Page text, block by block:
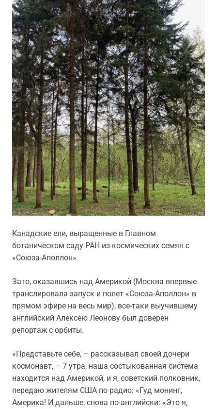
Канадские ели, выращенные в Главном
ботаническом саду РАН из космических семян с
«Союза-Аполлон»
Зато, оказавшись над Америкой (Москва впервые
транслировала запуск и полет «Союза-Аполлон» в
прямом эфире на весь мир), все-таки выучившему
английский Алексею Леонову был доверен
репортаж с орбиты.
«Представьте себе, – рассказывал своей дочери
космонавт, – 7 утра, наша состыкованная система
находится над Америкой, и я, советский полковник,
передаю жителям США по радио: «Гуд монинг,
Америка! И дальше, снова по-английски: «Это я,